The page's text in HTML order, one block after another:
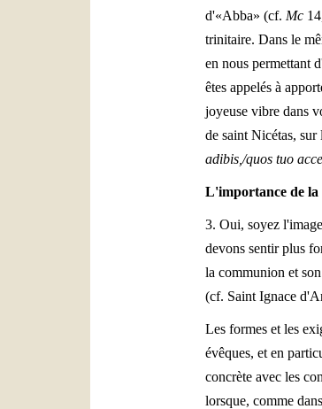
d'«Abba» (cf. Mc
trinitaire. Dans le
en nous permettant
êtes appelés à
joyeuse vibre dans
de saint Nicétas,
adibis,/quos tuo
L'importance de la
3. Oui, soyez
devons sentir plus
la communion et
(cf. Saint Ignace
Les formes et les
évêques, et en
concrète avec les
lorsque, comme